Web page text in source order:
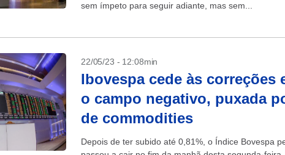
sem ímpeto para seguir adiante, mas sem...
22/05/23 - 12:08min
Ibovespa cede às correções
o campo negativo, puxada
de commodities
Depois de ter subido até 0,81%, o Índice Bovespa